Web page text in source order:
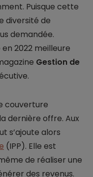
Puisque cette
diversité de
demandée.
en 2022 meilleure
Gestion de
couverture
dernière offre. Aux
s’ajoute alors
(IPP). Elle est
de réaliser une
des revenus.